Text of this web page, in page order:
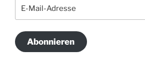
Abonnieren